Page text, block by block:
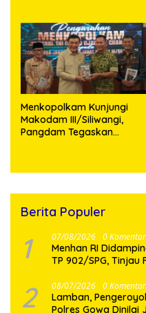
Menkopolkam Kunjungi
Makodam III/Siliwangi,
Pangdam Tegaskan
Berita Populer
1 07/08/2026 0 Komentar
Menhan RI
TP 902/SPG, Tinjau
2 08/07/2026 0 Komentar
Lamban,
Polres Gowa Dinilai